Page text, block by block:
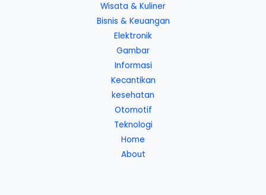
Wisata & Kuliner
Bisnis & Keuangan
Elektronik
Gambar
Informasi
Kecantikan
kesehatan
Otomotif
Teknologi
Home
About